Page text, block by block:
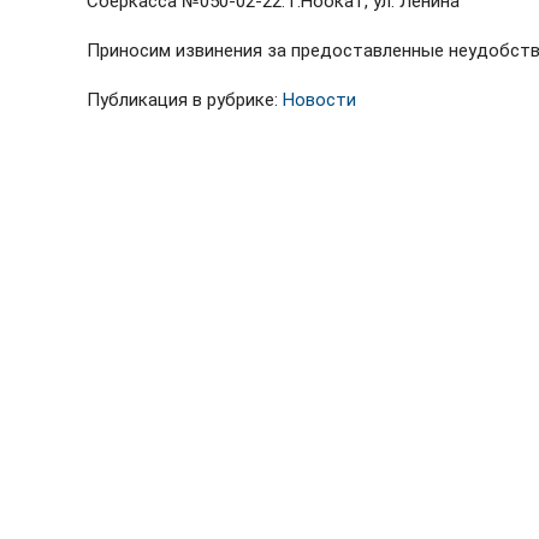
Приносим извинения за предоставленные
Публикация в рубрике: Новости